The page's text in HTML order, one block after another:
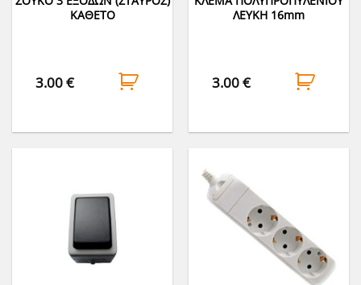
ΚΑΘΕΤΟ
3.00€
ΛΕΥΚΗ 16mm
3.00€